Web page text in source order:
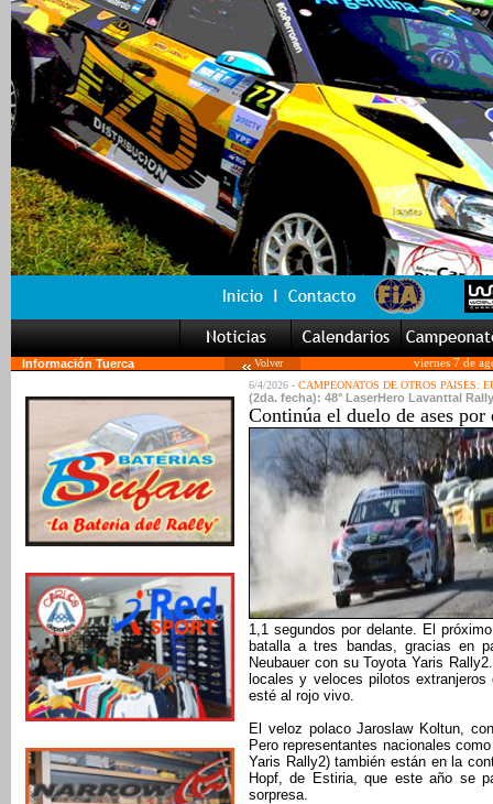
Información Tuerca Volver
viernes 7 de
6/4/2026 - CAMPEONATOS DE OTROS PAISES:
(2da. fecha): 48° LaserHero Lavanttal
Continúa el duelo de ases
1,1 segundos por delante. El
batalla a tres bandas, gracias en
Neubauer con su Toyota Yaris
locales y veloces pilotos
esté al rojo vivo.
El veloz polaco Jaroslaw Koltun,
Pero representantes nacionales
Yaris Rally2) también están en la
Hopf, de Estiria, que este año se
sorpresa.